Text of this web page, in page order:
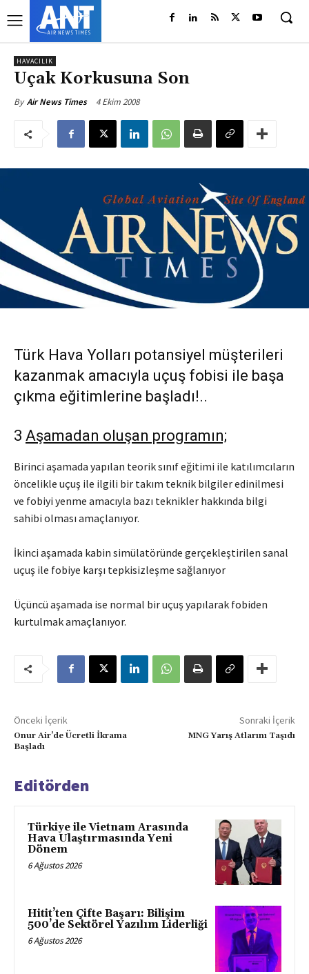
HAVACILIK
Uçak Korkusuna Son
By Air News Times 4 Ekim 2008
Türk Hava Yolları potansiyel müşterileri
kazanmak amacıyla uçuş fobisi ile başa
çıkma eğitimlerine başladı!..
3 Aşamadan oluşan programın;
Birinci aşamada yapılan teorik sınıf eğitimi ile katılımcıların
öncelikle uçuş ile ilgili bir takım teknik bilgiler edinilmesi
ve fobiyi yenme amacıyla bazı teknikler hakkında bilgi
sahibi olması amaçlanıyor.
İkinci aşamada kabin simülatöründe gerçekleştirilen sanal
uçuş ile fobiye karşı tepkisizleşme sağlanıyor
Üçüncü aşamada ise normal bir uçuş yapılarak fobiden
kurtulmak amaçlanıyor.
Önceki İçerik
Onur Air’de Ücretli İkrama
Başladı
Sonraki İçerik
MNG Yarış Atlarını Taşıdı
Editörden
Türkiye ile Vietnam Arasında
Hava Ulaştırmasında Yeni
Dönem
6 Ağustos 2026
Hitit’ten Çifte Başarı: Bilişim
500’de Sektörel Yazılım Liderliği
6 Ağustos 2026